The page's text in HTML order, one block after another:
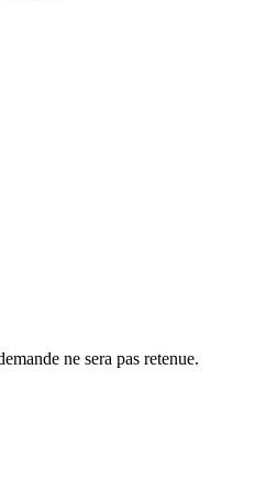
ne sera pas retenue.